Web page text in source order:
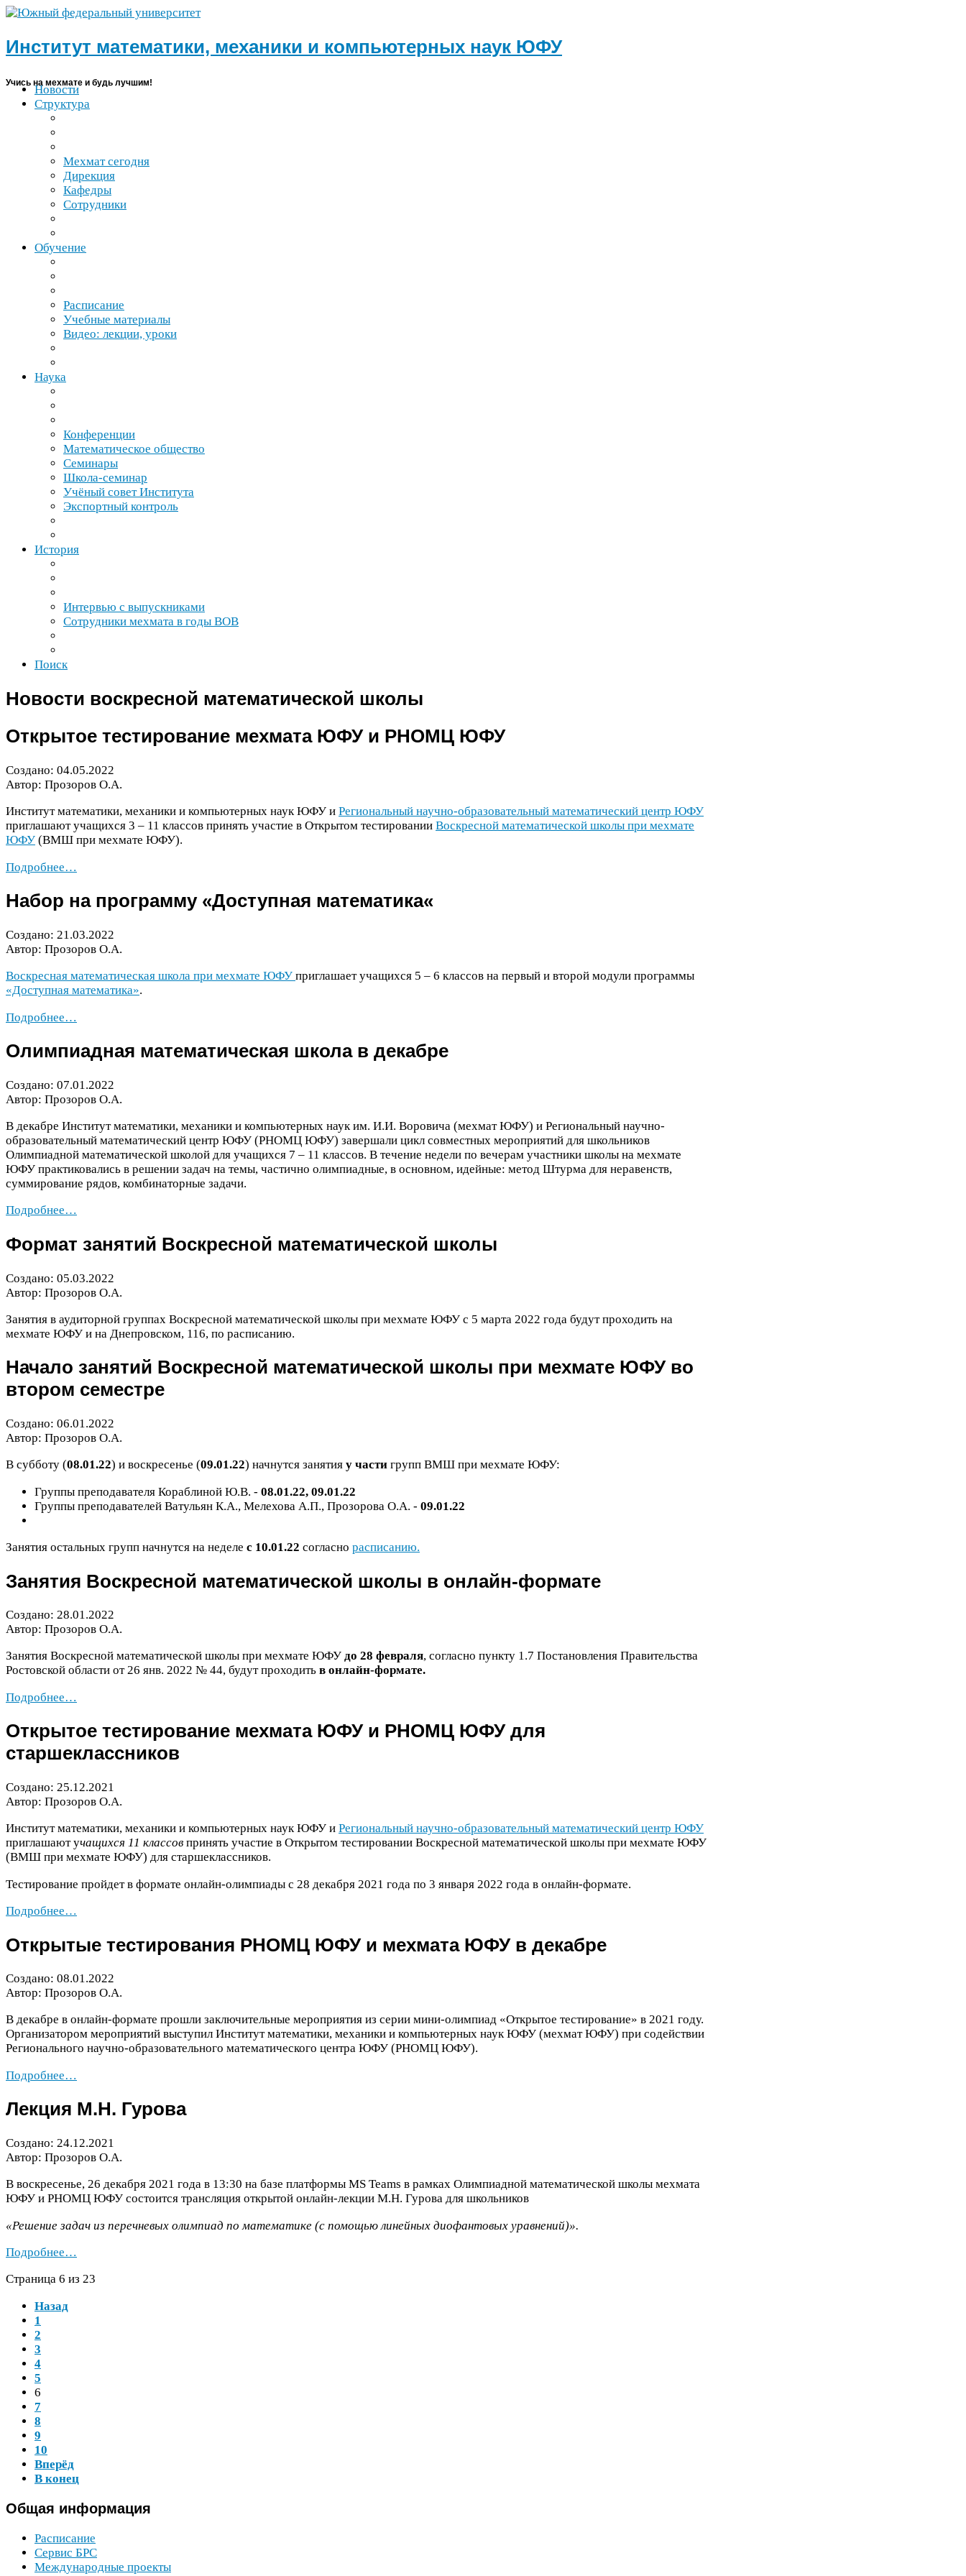
Институт математики, механики и компьютерных наук ЮФУ
Учись на мехмате и будь лучшим!
Новости
Структура
Мехмат сегодня
Дирекция
Кафедры
Сотрудники
Обучение
Расписание
Учебные материалы
Видео: лекции, уроки
Наука
Конференции
Математическое общество
Семинары
Школа-​семинар
Учёный совет Института
Экспортный контроль
История
Интервью с выпускниками
Сотрудники мехмата в годы ВОВ
Поиск
Новости воскресной математической школы
Открытое тестирование мехмата ЮФУи РНОМЦ ЮФУ
Создано: 04.05.2022
Автор: Прозоров О.А.
Институт математики, механики и компьютерных наукЮФУ и Региональный научно-​образовательный математический центр ЮФУ
приглашают учащихся 3 – 11 классов принять участие в Открытом тестировании Воскресной математической школы при мехмате
ЮФУ (ВМШ при мехмате ЮФУ).
Подробнее…
Набор на программу «Доступная математика«
Создано: 21.03.2022
Автор: Прозоров О.А.
Воскресная математическая школа при мехмате ЮФУ приглашает учащихся 5 – 6 классов на первый и второй модули программы
«Доступная математика».
Подробнее…
Олимпиадная математическая школа в декабре
Создано: 07.01 .2022
Автор: Прозоров О.А.
В декабре Институт математики, механики и компьютерных наук им. И.И. Воровича (мехматЮФУ) и Региональный научно-​
образовательный математический центр ЮФУ (РНОМЦ ЮФУ) завершали цикл совместных мероприятий для школьников
Олимпиадной математической школой для учащихся 7 – 11 классов. В течение недели по вечерам участники школы на мехмате
ЮФУ практиковались в решении задач на темы, частично олимпиадные, в основном, идейные: метод Штурма для неравенств,
суммирование рядов, комбинаторные задачи.
Подробнее…
Формат занятий Воскресной математической школы
Создано: 05.03.2022
Автор: Прозоров О.А.
Занятия в аудиторной группах Воскресной математической школы при мехмате ЮФУ с 5 марта 2022 года будут проходить на
мехмате ЮФУ и на Днепровском, 116, по расписанию.
Начало занятий Воскресной математической школы при мехмате ЮФУво
втором семестре
Создано: 06.01.2022
Автор: Прозоров О.А.
В субботу (08.01.22) и воскресенье (09.01.22) начнутся занятия у части групп ВМШ при мехмате ЮФУ:
Группы преподавателя Кораблиной Ю.В. - 08.01.22, 09.01.22
Группы преподавателей Ватульян К.А., Мелехова А.П., Прозорова О.А. - 09.01.22
Занятия остальных групп начнутся на неделе с 10.01.22 согласно расписанию.
Занятия Воскресной математической школы в онлайн-​формате
Создано: 28.01.2022
Автор: Прозоров О.А.
Занятия Воскресной математической школы при мехмате ЮФУ до 28 февраля, согласно пункту 1.7 Постановления Правительства
Ростовской области от26 янв. 2022 № 44, будут проходить в онлайн-​формате.
Подробнее…
Открытое тестирование мехмата ЮФУи РНОМЦ ЮФУдля
старшеклассников
Создано: 25.12.2021
Автор: Прозоров О.А.
Институт математики, механики и компьютерных наукЮФУ и Региональный научно-​образовательный математический центр ЮФУ
приглашают учащихся 11 классов принять участие в Открытом тестировании Воскресной математической школы при мехмате ЮФУ
(ВМШ при мехмате ЮФУ) для старшеклассников.
Тестирование пройдет в формате онлайн-​олимпиады с 28 декабря 2021 года по 3 января 2022 года в онлайн-​формате.
Подробнее…
Открытые тестирования РНОМЦ ЮФУи мехмата ЮФУв декабре
Создано: 08.01.2022
Автор: Прозоров О.А.
В декабре в онлайн-​формате прошли заключительные мероприятия из серии мини-​олимпиад «Открытое тестирование» в 2021 году.
Организатором мероприятий выступил Институт математики, механики и компьютерных наукЮФУ (мехматЮФУ) при содействии
Регионального научно-​образовательного математического центра ЮФУ (РНОМЦ ЮФУ).
Подробнее…
Лекция М.Н. Гурова
Создано: 24.12.2021
Автор: Прозоров О.А.
В воскресенье, 26 декабря 2021 года в 13:30 на базе платформы MS Teams в рамках Олимпиадной математической школы мехмата
ЮФУ и РНОМЦ ЮФУ состоится трансляция открытой онлайн-​лекции М.Н. Гурова для школьников
«Решение задач из перечневых олимпиад по математике (с помощью линейных диофантовых уравнений)».
Подробнее…
Страница 6 из 23
Назад
1
2
3
4
5
6
7
8
9
10
Вперёд
В конец
Общая информация
Расписание
Сервис БРС
Международные проекты